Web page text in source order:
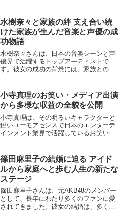
主な収入源は？矢田亜希子さんの収入は
多岐にわたります。まず、...
水樹奈々と家族の絆 支え合い続
けた家族が生んだ音楽と声優の成
功物語
水樹奈々さんは、日本の音楽シーンと声
優界で活躍するトップアーティストで
す。彼女の成功の背景には、家族との深
く見ていきます。水樹奈々の家族構成と
育った環境水樹奈々さんは、...
小寺真理のお笑い・メディア出演
から多様な収益の全貌を公開
小寺真理は、その明るいキャラクターと
鋭いユーモアセンスで日本のエンターテ
インメント業界で活躍しているお笑いタ
さまざまな分野に広がっています。本記
事では、小寺真理の収入源に...
篠田麻里子の結婚に迫る アイド
ルから家庭へと歩む人生の新たな
ステージ
篠田麻里子さんは、元AKB48のメンバー
として、長年にわたり多くのファンに愛
されてきました。彼女の結婚は、多くの